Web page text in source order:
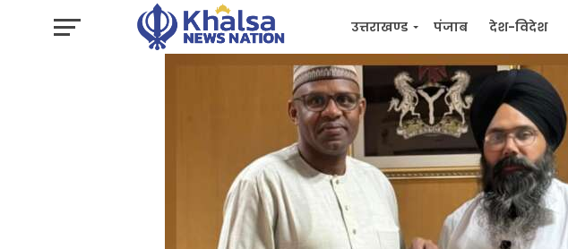
उत्तराखण्ड पंजाब देश-विदेश
प्रशासनिक जन मुद्दे